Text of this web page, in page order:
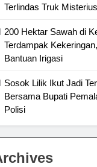
Terlindas Truk Misterius
200 Hektar Sawah di
Terdampak
Bantuan Irigasi
Sosok Lilik Ikut Jadi
Bersama Bupati
Polisi